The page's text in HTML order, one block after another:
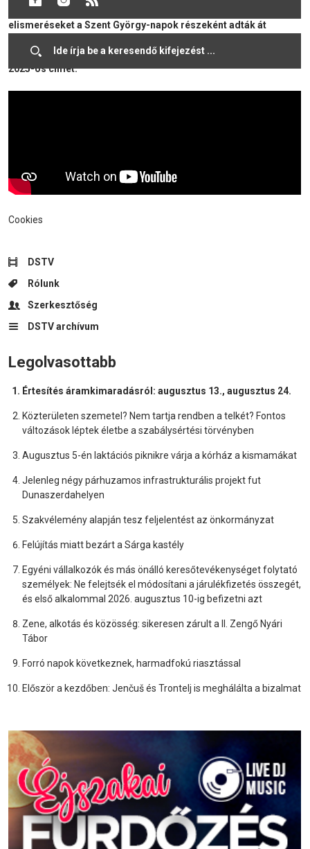
elismeréseket a Szent György-napok részeként adták át
hogy mely borászatok nyerték el a Dunaszerdahely város bora
2025-ös címet.
Cookies
DSTV
Rólunk
Szerkesztőség
DSTV archívum
Legolvasottabb
Értesítés áramkimaradásról: augusztus 13., augusztus 24.
Közterületen szemetel? Nem tartja rendben a telkét? Fontos
változások léptek életbe a szabálysértési törvényben
Augusztus 5-én laktációs piknikre várja a kórház a kismamákat
Jelenleg négy párhuzamos infrastrukturális projekt fut
Dunaszerdahelyen
Szakvélemény alapján tesz feljelentést az önkormányzat
Felújítás miatt bezárt a Sárga kastély
Egyéni vállalkozók és más önálló keresőtevékenységet folytató
személyek: Ne felejtsék el módosítani a járulékfizetés összegét,
és első alkalommal 2026. augusztus 10-ig befizetni azt
Zene, alkotás és közösség: sikeresen zárult a II. Zengő Nyári
Tábor
Forró napok következnek, harmadfokú riasztással
Először a kezdőben: Jenčuš és Trontelj is meghálálta a bizalmat